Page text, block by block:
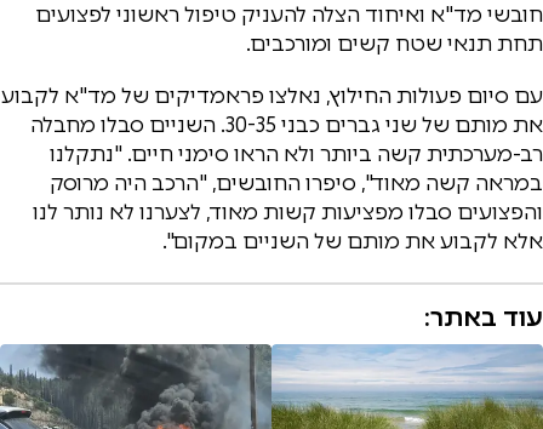
חובשי מד"א ואיחוד הצלה להעניק טיפול ראשוני לפצועים
תחת תנאי שטח קשים ומורכבים.
עם סיום פעולות החילוץ, נאלצו פראמדיקים של מד"א לקבוע
את מותם של שני גברים כבני 30-35. השניים סבלו מחבלה
רב-מערכתית קשה ביותר ולא הראו סימני חיים. "נתקלנו
במראה קשה מאוד", סיפרו החובשים, "הרכב היה מרוסק
והפצועים סבלו מפציעות קשות מאוד, לצערנו לא נותר לנו
אלא לקבוע את מותם של השניים במקום".
עוד באתר: